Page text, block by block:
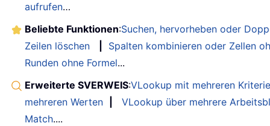
aufrufen…
Beliebte Funktionen:Suchen, hervorheben oder
Zeilen löschen
Spalten kombinieren oder Zellen
Runden ohne Formel...
Erweiterte SVERWEIS:VLookup mit mehreren
mehreren Werten
VLookup über mehrere
Match....